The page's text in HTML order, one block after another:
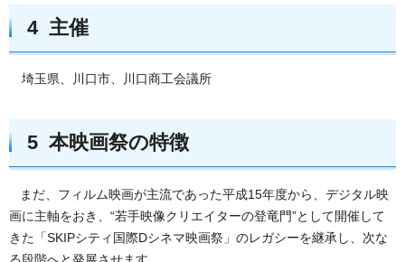
4 主催
埼玉県、川口市、川口商工会議所
5 本映画祭の特徴
まだ、フィルム映画が主流であった平成15年度から、デジタル映
画に主軸をおき、“若手映像クリエイターの登竜門”として開催して
きた「SKIPシティ国際Dシネマ映画祭」のレガシーを継承し、次な
る段階へと発展させます。